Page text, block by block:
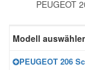
PEUGEOT
Modell
PEUGEOT 206
Zündanlage